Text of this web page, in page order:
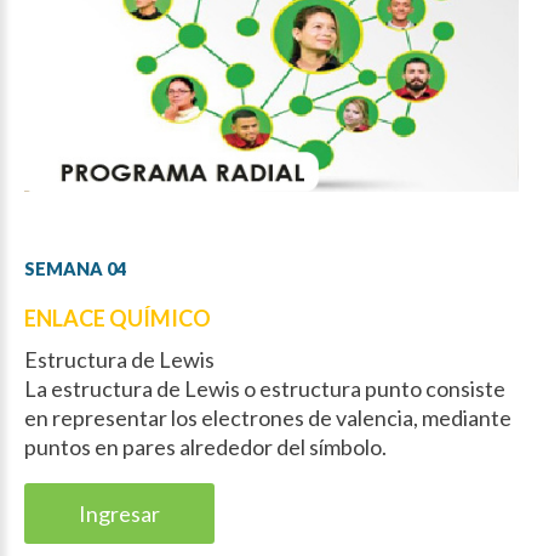
SEMANA 04
ENLACE QUÍMICO
Estructura de Lewis
La estructura de Lewis o estructura punto consiste
en representar los electrones de valencia, mediante
puntos en pares alrededor del símbolo.
Ingresar